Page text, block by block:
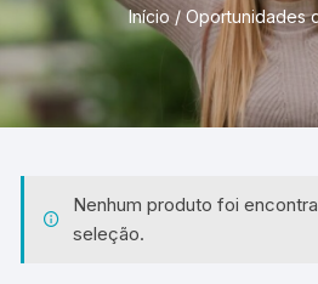
Início / Oportunidades
Nenhum produto foi
seleção.